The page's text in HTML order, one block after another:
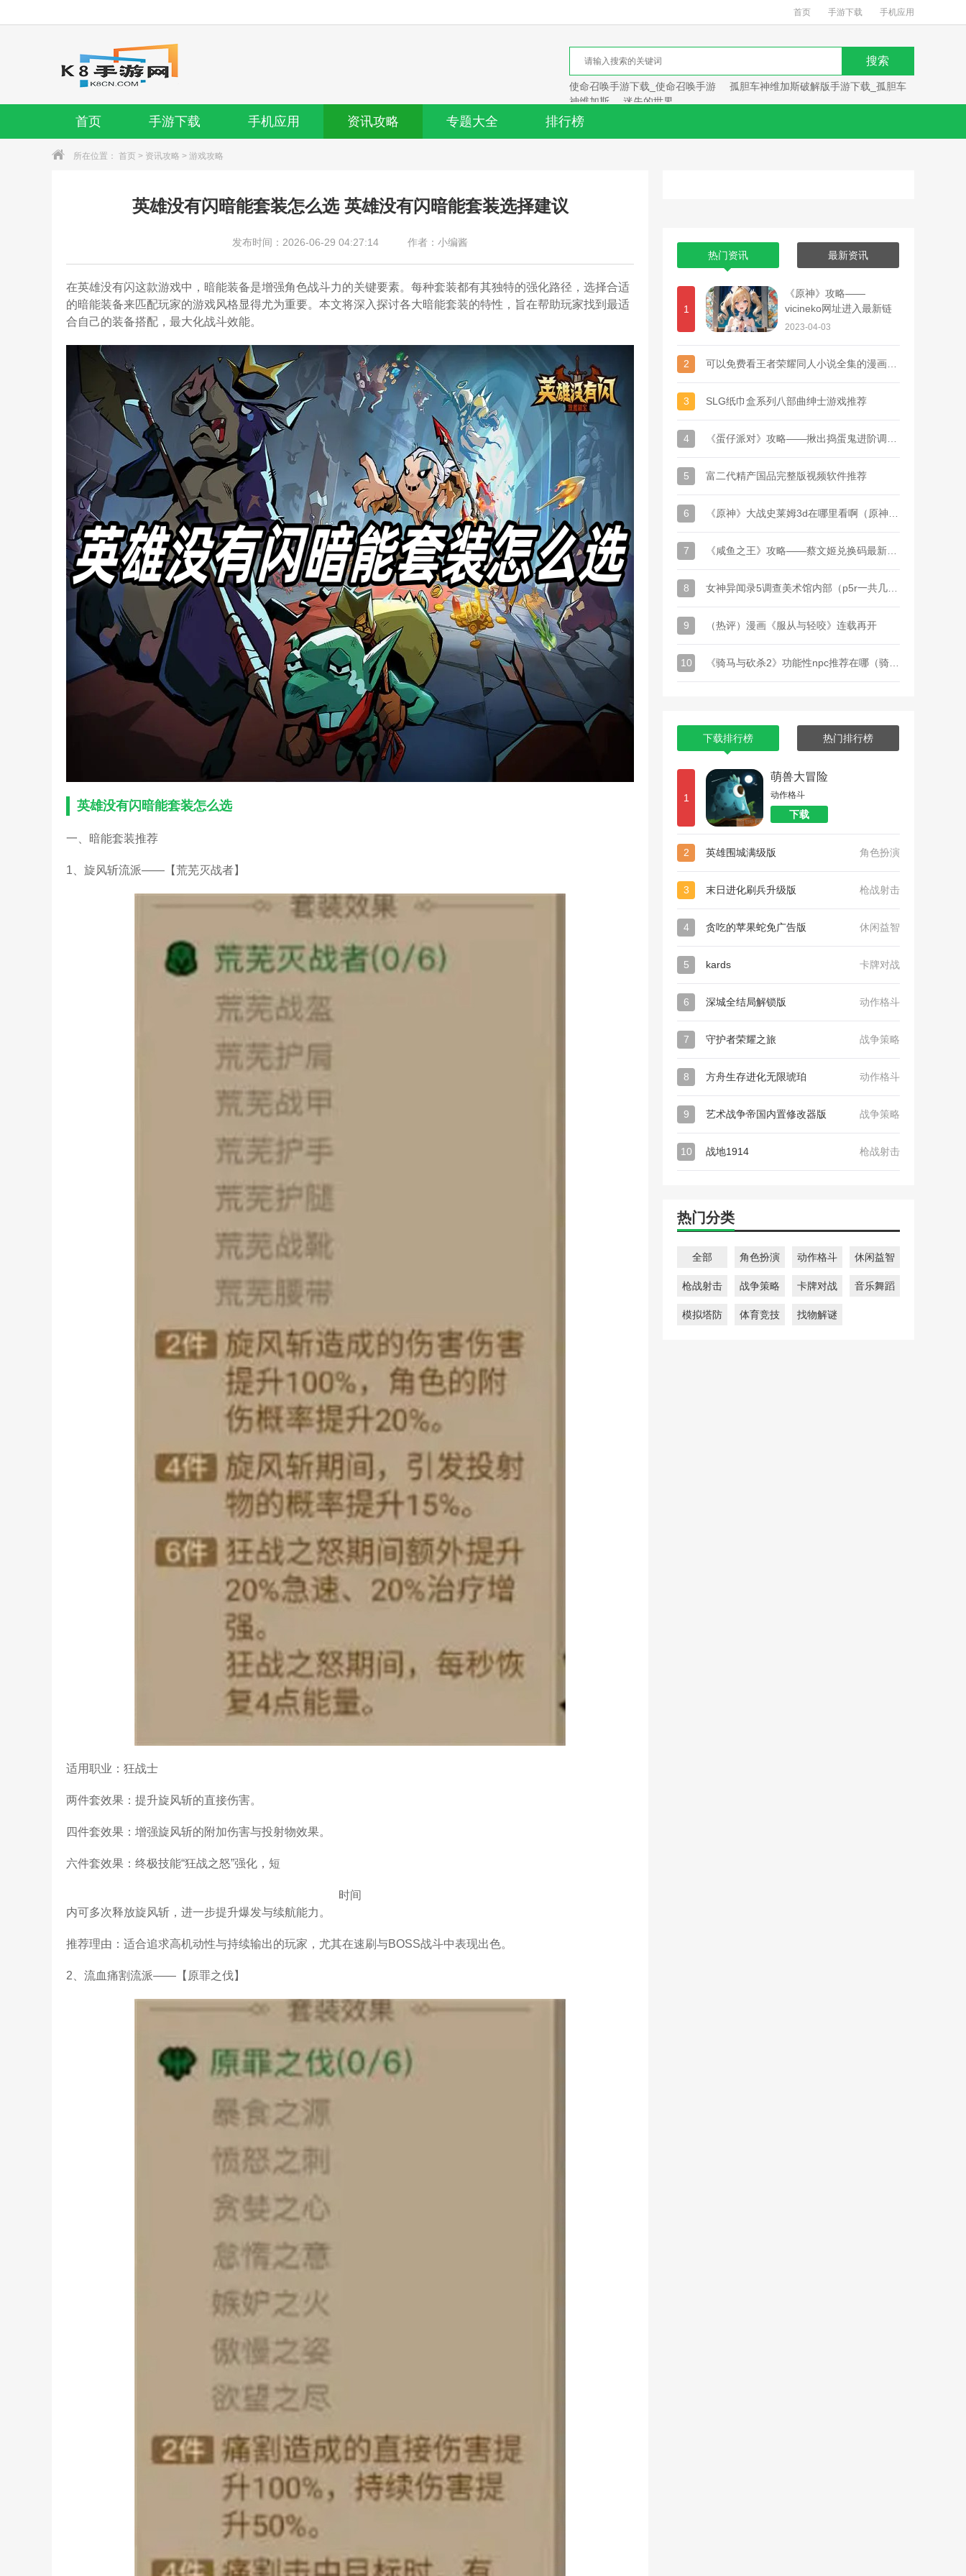
首页 手游下载 手机应用
使命召唤手游下载_使命召唤手游
孤胆车神维加斯破解版手游下载_孤胆车
神维加斯
迷失的世界
首页 手游下载 手机应用 资讯攻略 专题大全 排行榜
所在位置： 首页 > 资讯攻略 > 游戏攻略
英雄没有闪暗能套装怎么选 英雄没有闪暗能套装选择建议
发布时间：2026-06-29 04:27:14 作者：小编酱
在英雄没有闪这款游戏中，暗能装备是增强角色战斗力的关键要素。每种套装都有其独特的强化路径，选择合适
的暗能装备来匹配玩家的游戏风格显得尤为重要。本文将深入探讨各大暗能套装的特性，旨在帮助玩家找到最适
合自己的装备搭配，最大化战斗效能。
英雄没有闪暗能套装怎么选
一、暗能套装推荐
1、旋风斩流派——【荒芜灭战者】
适用职业：狂战士
两件套效果：提升旋风斩的直接伤害。
四件套效果：增强旋风斩的附加伤害与投射物效果。
六件套效果：终极技能“狂战之怒”强化，短
时间
内可多次释放旋风斩，进一步提升爆发与续航能力。
推荐理由：适合追求高机动性与持续输出的玩家，尤其在速刷与BOSS战斗中表现出色。
2、流血痛割流派——【原罪之伐】
热门资讯 最新资讯
1
《原神》攻略——
vicineko网址进入最新链
接
2023-04-03
2
3 SLG纸巾盒系列八部曲绅士游戏推荐
4
5 富二代精产国品完整版视频软件推荐
6
7
8
9 （热评）漫画《服从与轻咬》连载再开
10
下载排行榜 热门排行榜
1
萌兽大冒险
动作格斗
下载
2 英雄围城满级版 角色扮演
3 末日进化刷兵升级版 枪战射击
4 贪吃的苹果蛇免广告版 休闲益智
5 kards 卡牌对战
6 深城全结局解锁版 动作格斗
7 守护者荣耀之旅 战争策略
8 方舟生存进化无限琥珀 动作格斗
9 艺术战争帝国内置修改器版 战争策略
10 战地1914 枪战射击
热门分类
全部 角色扮演 动作格斗 休闲益智
枪战射击 战争策略 卡牌对战 音乐舞蹈
模拟塔防 体育竞技 找物解谜